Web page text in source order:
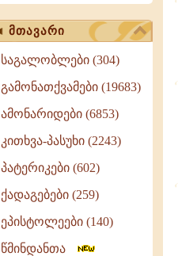
მთავარი
საგალობლები (304)
გამონათქვამები (19683)
ამონარიდები (6853)
კითხვა-პასუხი (2243)
პატერიკები (602)
ქადაგებები (259)
ეპისტოლეები (140)
წმინდანთა